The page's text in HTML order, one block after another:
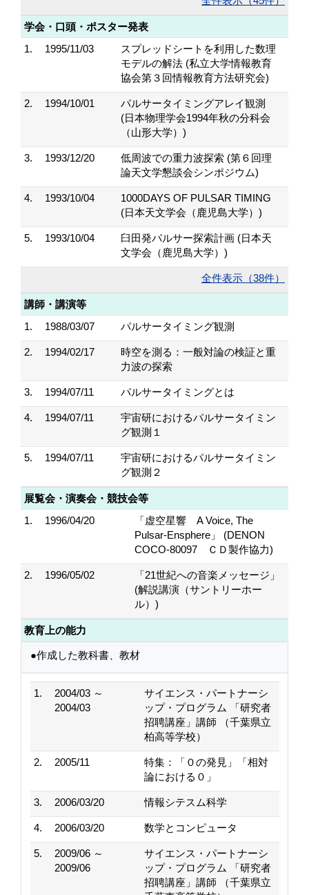
学会・口頭・ポスター発表
1.
1995/11/03
スプレッドシートを利用した数理
モデルの解法 (私立大学情報教育
協会第３回情報教育方法研究会)
2. 1994/10/01
パルサータイミングアレイ観測
(日本物理学会1994年秋の分科会
（山形大学）)
3. 1993/12/20
低周波での重力波探索 (第６回理
論天文学懇談会シンポジウム)
4. 1993/10/04
1000DAYS OF PULSAR TIMING
(日本天文学会（鹿児島大学）)
5. 1993/10/04
臼田発パルサー探索計画 (日本天
文学会（鹿児島大学）)
全件表示（38件）
講師・講演等
1.
1988/03/07 パルサータイミング観測
2. 1994/02/17
時空を測る：一般対論の検証と重
力波の探索
3. 1994/07/11 パルサータイミングとは
4. 1994/07/11
宇宙研におけるパルサータイミン
グ観測１
5. 1994/07/11
宇宙研におけるパルサータイミン
グ観測２
展覧会・演奏会・競技会等
1.
1996/04/20
「虚空星響 A Voice, The
Pulsar-Ensphere」 (DENON
COCO-80097 ＣＤ製作協力)
2. 1996/05/02
「21世紀への音楽メッセージ」
(解説講演（サントリーホー
ル）)
教育上の能力
●作成した教科書、教材
1.
2004/03 ～
2004/03
サイエンス・パートナーシ
ップ・プログラム 「研究者
招聘講座」講師 （千葉県立
柏高等学校）
2. 2005/11
特集：「０の発見」「相対
論における０」
3. 2006/03/20 情報シテスム科学
4. 2006/03/20 数学とコンピュータ
5.
2009/06 ～
2009/06
サイエンス・パートナーシ
ップ・プログラム 「研究者
招聘講座」講師 （千葉県立